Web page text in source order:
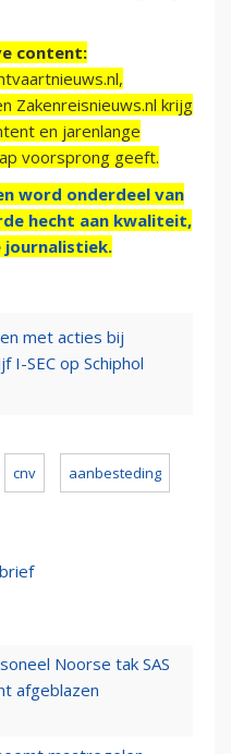
content:
Zakenreisnieuws.nl krijg
en jarenlange
voorsprong geeft.
word onderdeel van
hecht aan kwaliteit,
journalistiek.
met acties bij
I-SEC op Schiphol
cnv aanbesteding
Noorse tak SAS
afgeblazen